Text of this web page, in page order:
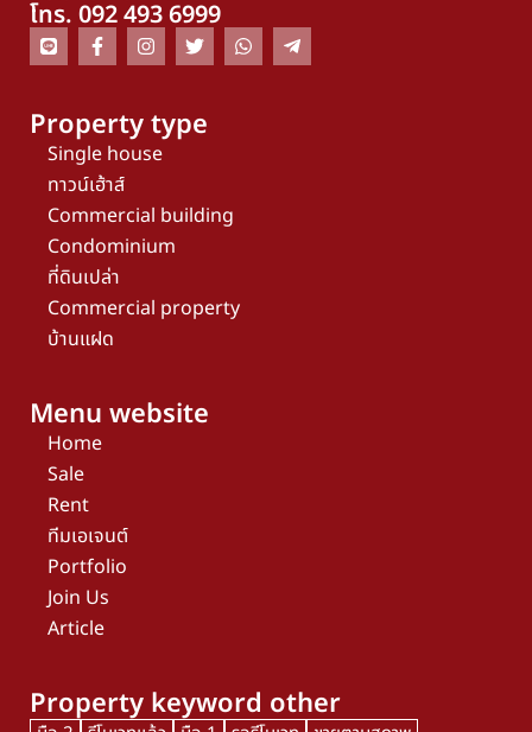
โทร. 092 493 6999
Property type
Single house
ทาวน์เฮ้าส์
Commercial building
Condominium
ที่ดินเปล่า
Commercial property
บ้านแฝด
Menu website
Home
Sale
Rent
ทีมเอเจนต์
Portfolio
Join Us
Article
Property keyword other